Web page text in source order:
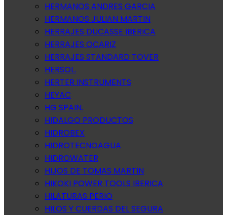
HERMANOS ANDRES GARCIA
HERMANOS JULIAN MARTIN
HERRAJES DUCASSE IBERICA
HERRAJES OCARIZ
HERRAJES STANDARD TOVER
HERSOL.
HERTER INSTRUMENTS
HEYAC
HG SPAIN.
HIDALGO PRODUCTOS
HIDROBEX
HIDROTECNOAGUA
HIDROWATER
HIJOS DE TOMAS MARTIN
HIKOKI POWER TOOLS IBERICA
HILATURAS PERIO
HILOS Y CUERDAS DEL SEGURA